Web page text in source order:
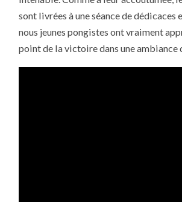
sont livrées à une séance de dédicaces
nous jeunes pongistes ont vraiment
point de la victoire dans une ambiance